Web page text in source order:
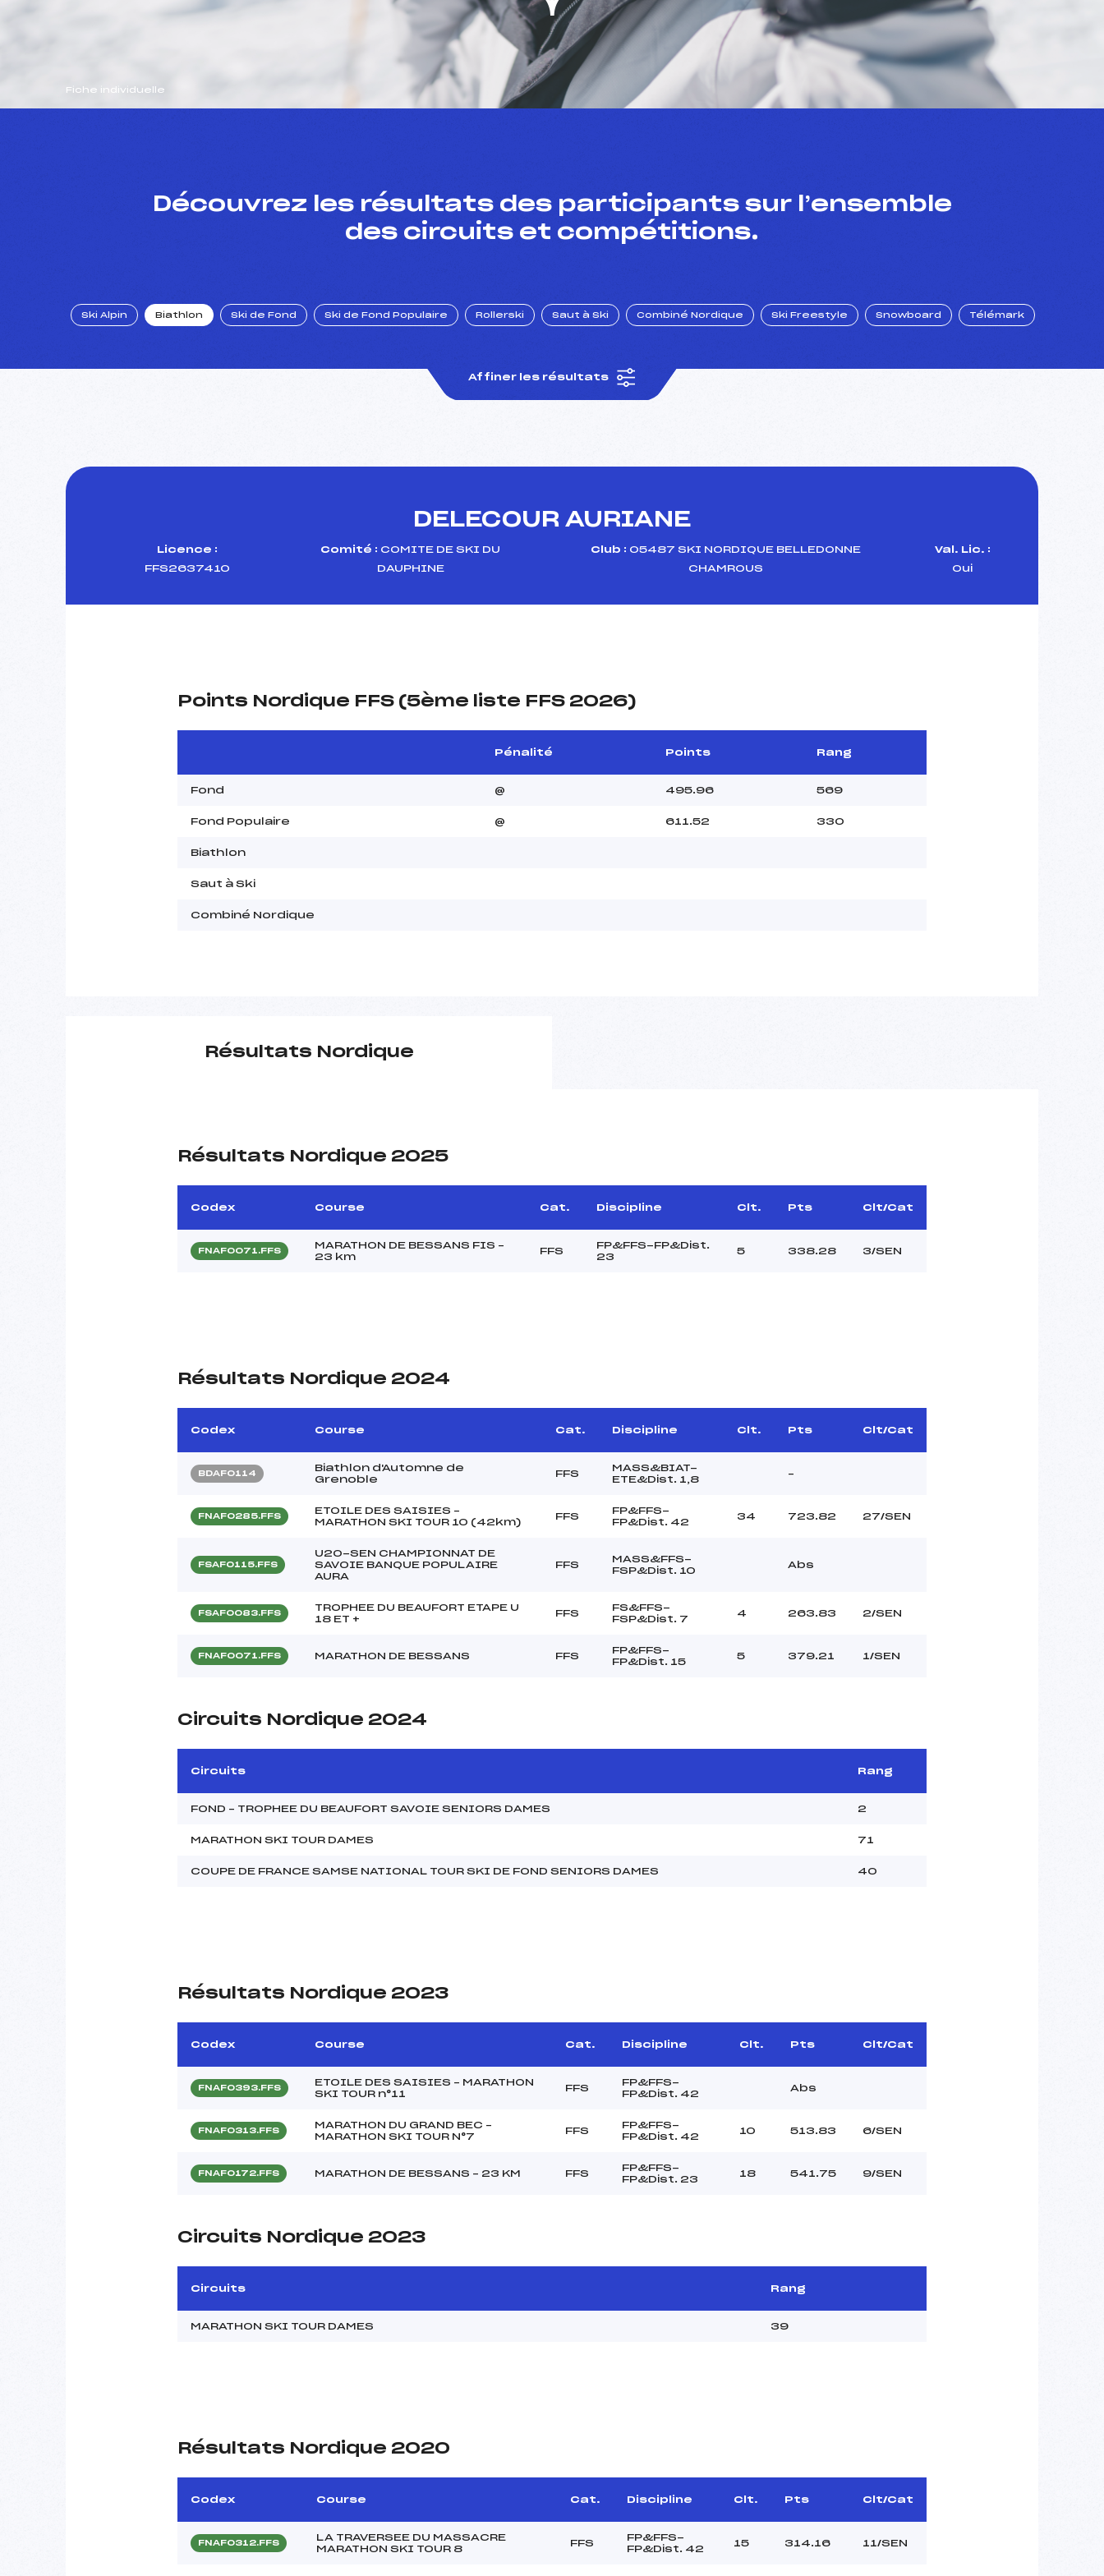
Fiche individuelle
Découvrez les résultats des participants sur l’ensemble
des circuits et compétitions.
Ski Alpin Biathlon Ski de Fond Ski de Fond Populaire Rollerski Saut à Ski Combiné Nordique Ski Freestyle Snowboard Télémark
Affiner les résultats
DELECOUR AURIANE
Licence :
FFS2637410
Comité : COMITE DE SKI DU
DAUPHINE
Club : 05487 SKI NORDIQUE BELLEDONNE
CHAMROUS
Val. Lic. :
Oui
Points Nordique FFS (5ème liste FFS 2026)
Pénalité Points Rang
Fond @ 495.96 569
Fond Populaire @ 611.52 330
Biathlon
Saut à Ski
Combiné Nordique
Résultats Nordique
Résultats Nordique 2025
Codex Course Cat. Discipline Clt. Pts Clt/Cat
FNAF0071.FFS
MARATHON DE BESSANS FIS –
23 km
FFS
FP&FFS-FP&Dist.
23
5 338.28 3/SEN
Résultats Nordique 2024
Codex Course Cat. Discipline Clt. Pts Clt/Cat
BDAF0114
Biathlon d'Automne de
Grenoble
FFS
MASS&BIAT-
ETE&Dist. 1,8
–
FNAF0285.FFS
ETOILE DES SAISIES –
MARATHON SKI TOUR 10 (42km)
FFS
FP&FFS-
FP&Dist. 42
34 723.82 27/SEN
FSAF0115.FFS
U20-SEN CHAMPIONNAT DE
SAVOIE BANQUE POPULAIRE
AURA
FFS
MASS&FFS-
FSP&Dist. 10
Abs
FSAF0083.FFS
TROPHEE DU BEAUFORT ETAPE U
18 ET +
FFS
FS&FFS-
FSP&Dist. 7
4 263.83 2/SEN
FNAF0071.FFS MARATHON DE BESSANS FFS
FP&FFS-
FP&Dist. 15
5 379.21 1/SEN
Circuits Nordique 2024
Circuits Rang
FOND – TROPHEE DU BEAUFORT SAVOIE SENIORS DAMES 2
MARATHON SKI TOUR DAMES 71
COUPE DE FRANCE SAMSE NATIONAL TOUR SKI DE FOND SENIORS DAMES 40
Résultats Nordique 2023
Codex Course Cat. Discipline Clt. Pts Clt/Cat
FNAF0393.FFS
ETOILE DES SAISIES – MARATHON
SKI TOUR n°11
FFS
FP&FFS-
FP&Dist. 42
Abs
FNAF0313.FFS
MARATHON DU GRAND BEC –
MARATHON SKI TOUR N°7
FFS
FP&FFS-
FP&Dist. 42
10 513.83 6/SEN
FNAF0172.FFS MARATHON DE BESSANS – 23 KM FFS
FP&FFS-
FP&Dist. 23
18 541.75 9/SEN
Circuits Nordique 2023
Circuits Rang
MARATHON SKI TOUR DAMES 39
Résultats Nordique 2020
Codex Course Cat. Discipline Clt. Pts Clt/Cat
FNAF0312.FFS
LA TRAVERSEE DU MASSACRE
MARATHON SKI TOUR 8
FFS
FP&FFS-
FP&Dist. 42
15 314.16 11/SEN